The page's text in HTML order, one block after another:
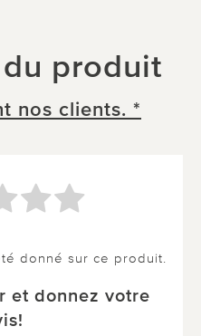
produit
nos clients. *
donné sur ce produit.
et donnez votre